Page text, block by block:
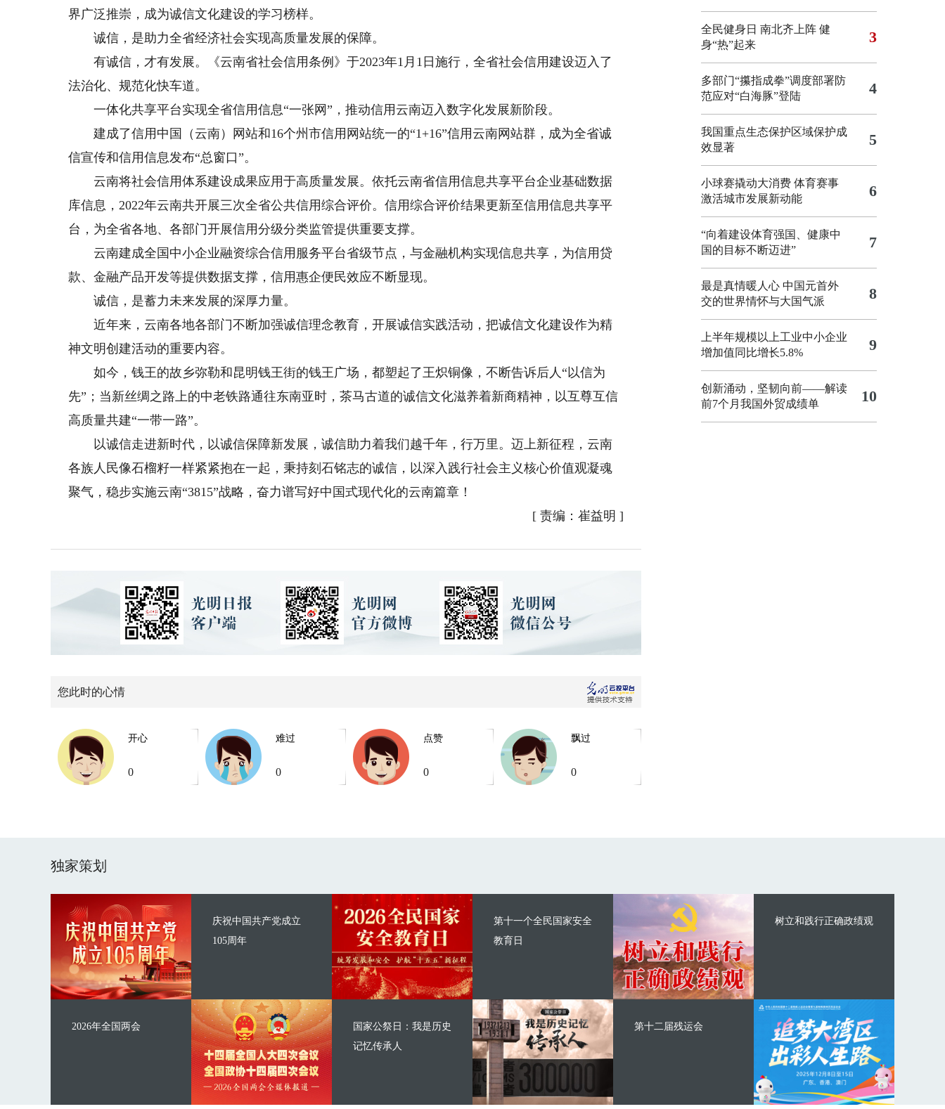
界广泛推崇，成为诚信文化建设的学习榜样。
诚信，是助力全省经济社会实现高质量发展的保障。
有诚信，才有发展。《云南省社会信用条例》于2023年1月1日施行，全省社会信用建设迈入了
法治化、规范化快车道。
一体化共享平台实现全省信用信息“一张网”，推动信用云南迈入数字化发展新阶段。
建成了信用中国（云南）网站和16个州市信用网站统一的“1+16”信用云南网站群，成为全省诚
信宣传和信用信息发布“总窗口”。
云南将社会信用体系建设成果应用于高质量发展。依托云南省信用信息共享平台企业基础数据
库信息，2022年云南共开展三次全省公共信用综合评价。信用综合评价结果更新至信用信息共享平
台，为全省各地、各部门开展信用分级分类监管提供重要支撑。
云南建成全国中小企业融资综合信用服务平台省级节点，与金融机构实现信息共享，为信用贷
款、金融产品开发等提供数据支撑，信用惠企便民效应不断显现。
诚信，是蓄力未来发展的深厚力量。
近年来，云南各地各部门不断加强诚信理念教育，开展诚信实践活动，把诚信文化建设作为精
神文明创建活动的重要内容。
如今，钱王的故乡弥勒和昆明钱王街的钱王广场，都塑起了王炽铜像，不断告诉后人“以信为
先”；当新丝绸之路上的中老铁路通往东南亚时，茶马古道的诚信文化滋养着新商精神，以互尊互信
高质量共建“一带一路”。
以诚信走进新时代，以诚信保障新发展，诚信助力着我们越千年，行万里。迈上新征程，云南
各族人民像石榴籽一样紧紧抱在一起，秉持刻石铭志的诚信，以深入践行社会主义核心价值观凝魂
聚气，稳步实施云南“3815”战略，奋力谱写好中国式现代化的云南篇章！
[ 责编：崔益明 ]
您此时的心情
开心
0
难过
0
点赞
0
飘过
0
全民健身日 南北齐上阵 健
身“热”起来
3
多部门“攥指成拳”调度部署防
范应对“白海豚”登陆
4
我国重点生态保护区域保护成
效显著
5
小球赛撬动大消费 体育赛事
激活城市发展新动能
6
“向着建设体育强国、健康中
国的目标不断迈进”
7
最是真情暖人心 中国元首外
交的世界情怀与大国气派
8
上半年规模以上工业中小企业
增加值同比增长5.8%
9
创新涌动，坚韧向前——解读
前7个月我国外贸成绩单
10
独家策划
庆祝中国共产党成立
105周年
2026年全国两会
第十一个全民国家安全
教育日
国家公祭日：我是历史
记忆传承人
树立和践行正确政绩观
第十二届残运会